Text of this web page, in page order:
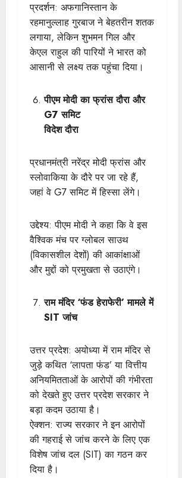
प्रदर्शन: अफगानिस्तान के
रहमानुल्लाह गुरबाज ने बेहतरीन शतक
लगाया, लेकिन शुभमन गिल और
केएल राहुल की पारियों ने भारत को
आसानी से लक्ष्य तक पहुंचा दिया।
पीएम मोदी का फ्रांस दौरा और
G7 समिट
विदेश दौरा
प्रधानमंत्री नरेंद्र मोदी फ्रांस और
स्लोवाकिया के दौरे पर जा रहे हैं,
जहां वे G7 समिट में हिस्सा लेंगे।
उद्देश्य: पीएम मोदी ने कहा कि वे इस
वैश्विक मंच पर ग्लोबल साउथ
(विकासशील देशों) की आकांक्षाओं
और मुद्दों को प्रमुखता से उठाएंगे।
राम मंदिर ‘फंड हेराफेरी’ मामले में
SIT जांच
उत्तर प्रदेश: अयोध्या में राम मंदिर से
जुड़े कथित ‘लापता फंड’ या वित्तीय
अनियमितताओं के आरोपों की गंभीरता
को देखते हुए उत्तर प्रदेश सरकार ने
बड़ा कदम उठाया है।
ऐक्शन: राज्य सरकार ने इन आरोपों
की गहराई से जांच करने के लिए एक
विशेष जांच दल (SIT) का गठन कर
दिया है।